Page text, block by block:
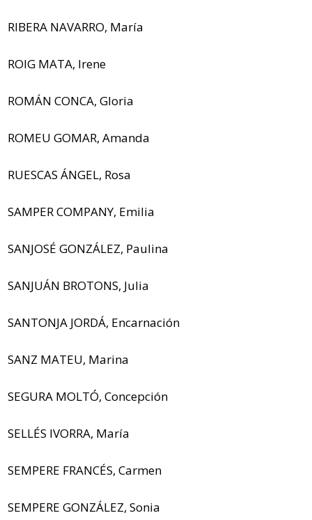
RIBERA NAVARRO, María
ROIG MATA, Irene
ROMÁN CONCA, Gloria
ROMEU GOMAR, Amanda
RUESCAS ÁNGEL, Rosa
SAMPER COMPANY, Emilia
SANJOSÉ GONZÁLEZ, Paulina
SANJUÁN BROTONS, Julia
SANTONJA JORDÁ, Encarnación
SANZ MATEU, Marina
SEGURA MOLTÓ, Concepción
SELLÉS IVORRA, María
SEMPERE FRANCÉS, Carmen
SEMPERE GONZÁLEZ, Sonia